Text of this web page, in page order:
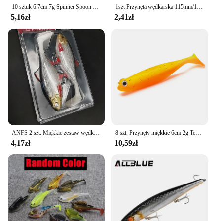
10 sztuk 6.7cm 7g Spinner Spoon metalowa przynęta wędkarska cekiny Crankbait łyżka przynęty na pstrąga okonia szczupak obrotowy
5,16zł
1szt Przynęta wędkarska 115mm/14g Minnow Crankbait Wobblers 3D Eyes Perch Sztuczna przynęta Pike Carp Bait Swim Bait Fishing Pesca
2,41zł
ANFS 2 szt. Miękkie zestaw wędkarski 3D 14cm/5.5 Cal sztuczna przynęta Shad sandacz sandacz sum sprzęt wędkarski Isca sztuczny
4,17zł
8 szt. Przynęty miękkie 6cm 2g Texas główka jigowa Leurre sopeple pstrąg sandacz Hazedong Shad Swimbait ogon łopatki Softbait
10,59zł